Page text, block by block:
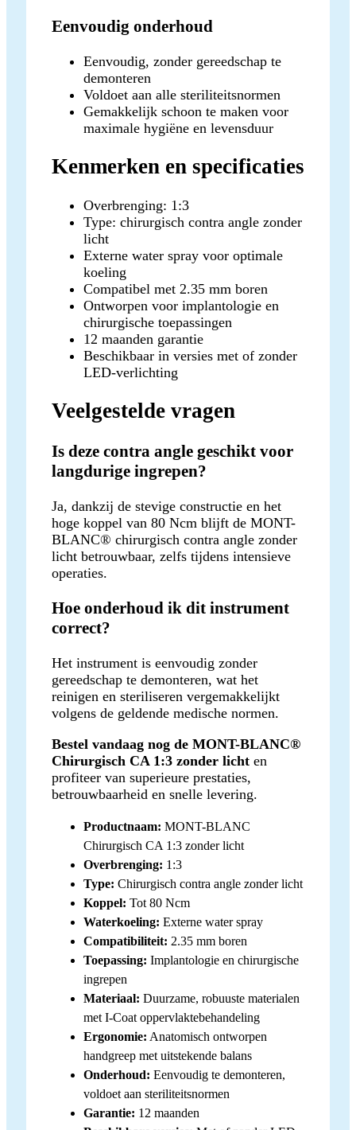
Eenvoudig onderhoud
Eenvoudig, zonder gereedschap te
demonteren
Voldoet aan alle steriliteitsnormen
Gemakkelijk schoon te maken voor
maximale hygiëne en levensduur
Kenmerken en specificaties
Overbrenging: 1:3
Type: chirurgisch contra angle zonder
licht
Externe water spray voor optimale
koeling
Compatibel met 2.35 mm boren
Ontworpen voor implantologie en
chirurgische toepassingen
12 maanden garantie
Beschikbaar in versies met of zonder
LED-verlichting
Veelgestelde vragen
Is deze contra angle geschikt voor
langdurige ingrepen?
Ja, dankzij de stevige constructie en het
hoge koppel van 80 Ncm blijft de MONT-
BLANC® chirurgisch contra angle zonder
licht betrouwbaar, zelfs tijdens intensieve
operaties.
Hoe onderhoud ik dit instrument
correct?
Het instrument is eenvoudig zonder
gereedschap te demonteren, wat het
reinigen en steriliseren vergemakkelijkt
volgens de geldende medische normen.
Bestel vandaag nog de MONT-BLANC®
Chirurgisch CA 1:3 zonder licht en
profiteer van superieure prestaties,
betrouwbaarheid en snelle levering.
Productnaam: MONT-BLANC
Chirurgisch CA 1:3 zonder licht
Overbrenging: 1:3
Type: Chirurgisch contra angle zonder licht
Koppel: Tot 80 Ncm
Waterkoeling: Externe water spray
Compatibiliteit: 2.35 mm boren
Toepassing: Implantologie en chirurgische
ingrepen
Materiaal: Duurzame, robuuste materialen
met I-Coat oppervlaktebehandeling
Ergonomie: Anatomisch ontworpen
handgreep met uitstekende balans
Onderhoud: Eenvoudig te demonteren,
voldoet aan steriliteitsnormen
Garantie: 12 maanden